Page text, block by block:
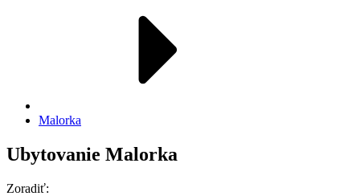
Malorka
Ubytovanie Malorka
Zoradiť: